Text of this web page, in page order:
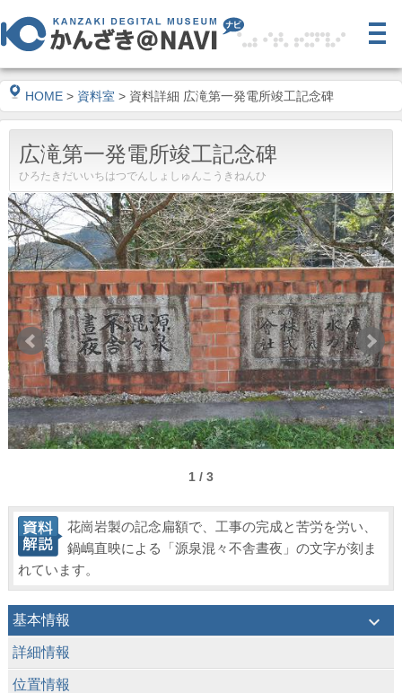
HOME > 資料室 > 資料詳細 広滝第一発電所竣工記念碑
広滝第一発電所竣工記念碑
ひろたきだいいちはつでんしょしゅんこうきねんひ
1 / 3
花崗岩製の記念扁額で、工事の完成と苦労を労い、
鍋嶋直映による「源泉混々不舎晝夜」の文字が刻ま
れています。
基本情報 keyboard_arrow_down
詳細情報
位置情報